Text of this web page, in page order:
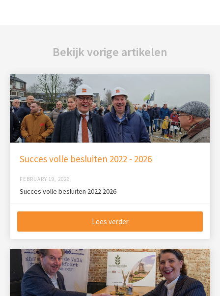
Bekijk vorige artikelen
Succes volle besluiten 2022 - 2026
FEBRUARY 19, 2026
Succes volle besluiten 2022 2026
Lees verder